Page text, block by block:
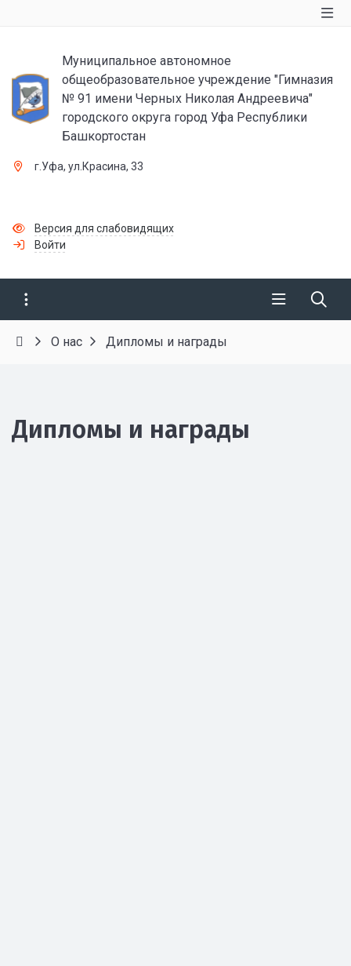
Муниципальное автономное
общеобразовательное учреждение "Гимназия
№ 91 имени Черных Николая Андреевича"
городского округа город Уфа Республики
Башкортостан
г.Уфа, ул.Красина, 33
Версия для слабовидящих
Войти
О нас Дипломы и награды
Дипломы и награды